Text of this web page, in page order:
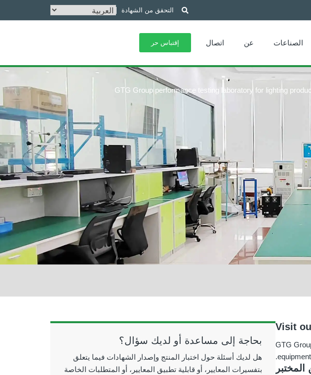
التحقق من الشهادة
الصناعات عن اتصال إقتباس حر
GTG Group performance testing laboratory for lighting
GTG
بحاجة إلى مساعدة أو لديك سؤال؟
هل لديك أسئلة حول اختبار المنتج وإصدار الشهادات فيما يتعلق
بتفسيرات المعايير، أو قابلية تطبيق المعايير، أو المتطلبات الخاصة